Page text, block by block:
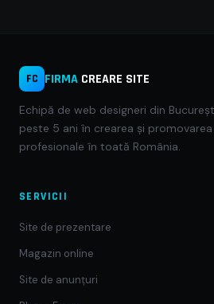
FC FIRMA CREARE SITE
Echipă de web designeri din
peste 5 ani în crearea și
profesionale în toată România.
SERVICII
Site de prezentare
Magazin online
Site de anunțuri